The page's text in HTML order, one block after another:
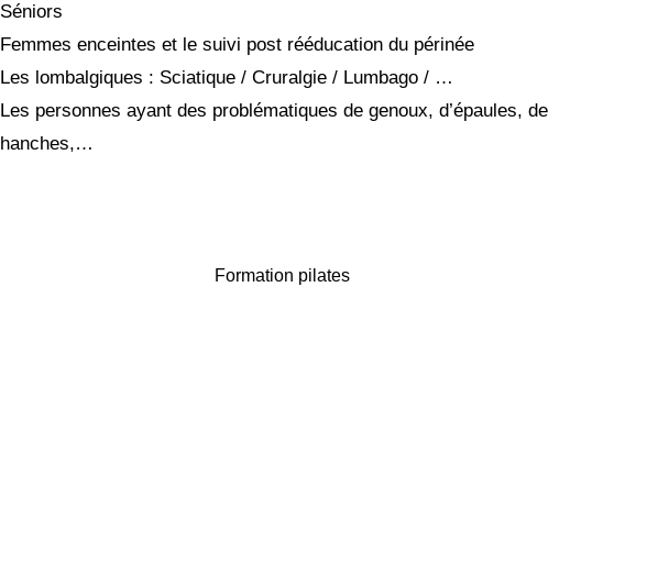
Séniors
Femmes enceintes et le suivi post rééducation du périnée
Les lombalgiques : Sciatique / Cruralgie / Lumbago / …
Les personnes ayant des problématiques de genoux, d’épaules, de
hanches,…